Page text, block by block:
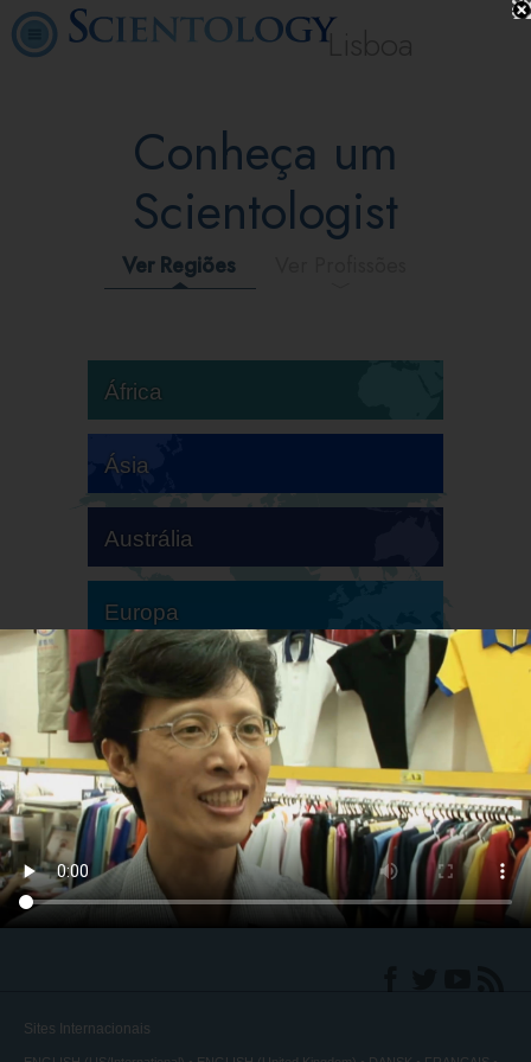
Lisboa
Conheça um
Scientologist
Ver Regiões
África
Ásia
Austrália
Europa
América do Sul
América do Norte
Sites Internacionais